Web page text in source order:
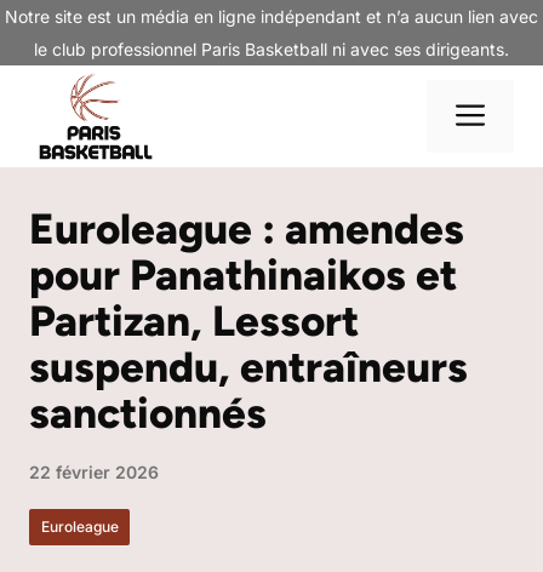
Aller
contenu
Notre site est un média en ligne indépendant et n’a aucun lien avec
le club professionnel Paris Basketball ni avec ses dirigeants.
Euroleague : amendes
pour Panathinaikos et
Partizan, Lessort
suspendu, entraîneurs
sanctionnés
22 février 2026
Euroleague